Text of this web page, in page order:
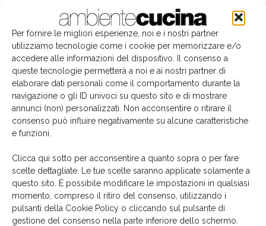
Per fornire le migliori esperienze, noi e i nostri partner
utilizziamo tecnologie come i cookie per memorizzare e/o
accedere alle informazioni del dispositivo. Il consenso a
queste tecnologie permetterà a noi e ai nostri partner di
elaborare dati personali come il comportamento durante la
navigazione o gli ID univoci su questo sito e di mostrare
annunci (non) personalizzati. Non acconsentire o ritirare il
consenso può influire negativamente su alcune caratteristiche
e funzioni.
Clicca qui sotto per acconsentire a quanto sopra o per fare
scelte dettagliate. Le tue scelte saranno applicate solamente a
questo sito. È possibile modificare le impostazioni in qualsiasi
momento, compreso il ritiro del consenso, utilizzando i
pulsanti della Cookie Policy o cliccando sul pulsante di
gestione del consenso nella parte inferiore dello schermo.
Häfele, relazioni progettuali
contenuto sponsorizzato
Il modello Recycla-L.I.C.AR. INTERNATIONAL,
da scarto a risorsa
contenuto sponsorizzato
L&S Italia, cucine che vivono di luce
Edicola